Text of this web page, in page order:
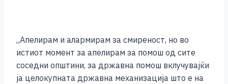
„Апелирам и алармирам за смиреност, но во
истиот момент за апелирам за помош од сите
соседни општини, за државна помош вклучувајќи
ја целокупната државна механизација што е на